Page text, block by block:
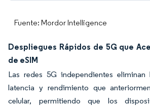
Fuente: Mordor Intelligence
Despliegues Rápidos de 5G que
de eSIM
Las redes 5G independientes
latencia y rendimiento que
celular, permitiendo que los